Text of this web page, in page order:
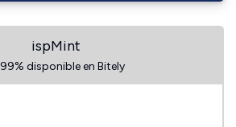
ispMint
99% disponible en Bitely